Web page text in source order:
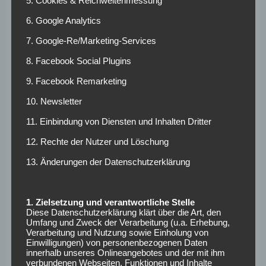
wird viel gekämpft, aber immerhin könnten nach Standards
oder Elfmetern Tore fallen. Daher lautet unsere Prognose:
Beide Teams treffen!
nicht nur eine Quote von 1,70 sichern, sondern auch eine
Freiwette im Wert von 20 Euro
Union Berlin –
Wolfsburg:
Voraussichtliche
Leopold Querfeld wird oft spät verwarnt (5 von 6 Karten
nach der 60. Minute). Patrick Wimmer trifft für Wolfsburg
häufig vor der Pause (10 von 13 Toren), auch im Hinspiel.
Union hat keine frischen Ausfälle, bei Wolfsburg kehrt
6. Google Analytics
7. Google-Re/Marketing-Services
8. Facebook Social Plugins
9. Facebook Remarketing
10. Newsletter
11. Einbindung von Diensten und Inhalten Dritter
12. Rechte der Nutzer und Löschung
13. Änderungen der Datenschutzerklärung
1. Zielsetzung und verantwortliche Stelle
Diese Datenschutzerklärung klärt über die Art, den
Umfang und Zweck der Verarbeitung (u.a. Erhebung,
Verarbeitung und Nutzung sowie Einholung von
Einwilligungen) von personenbezogenen Daten
innerhalb unseres Onlineangebotes und der mit ihm
verbundenen Webseiten, Funktionen und Inhalte